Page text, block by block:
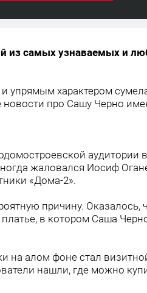
из самых узнаваемых и
упрямым характером
новости про Сашу Черно
аудитории
жаловался Иосиф
«Дома-2».
причину. Оказалось,
в котором Саша
на алом фоне стал
нашли, где можно